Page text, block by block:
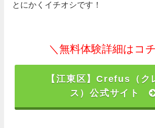
とにかくイチオシです！
＼無料体験詳細はコ
【江東区】Crefus（ク
ス）公式サイト